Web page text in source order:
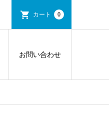
カート 0
お問い合わせ